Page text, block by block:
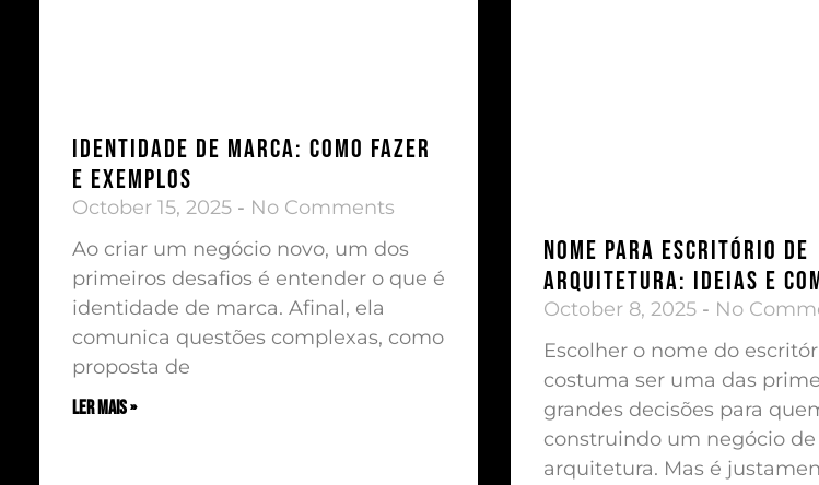
Identidade de Marca: Como fazer
e exemplos
October 15, 2025
No Comments
Ao criar um negócio novo, um dos
primeiros desafios é entender o que é
identidade de marca. Afinal, ela
comunica questões complexas, como
proposta de
ler mais »
Nome para Escritório de
Arquitetura: Ideias e
October 8, 2025
No
Escolher o nome do
costuma ser uma das
grandes decisões para
construindo um negócio de
arquitetura. Mas é